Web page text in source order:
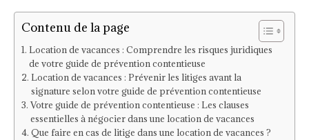
Contenu de la page
Location de vacances : Comprendre les risques juridiques
de votre guide de prévention contentieuse
Location de vacances : Prévenir les litiges avant la
signature selon votre guide de prévention contentieuse
Votre guide de prévention contentieuse : Les clauses
essentielles à négocier dans une location de vacances
Que faire en cas de litige dans une location de vacances ?